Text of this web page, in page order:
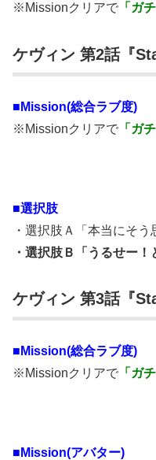
※Missionクリアで 「ガ
ケヴィン 第2話『
■Mission(総合ラブ度)
※Missionクリアで 「ガ
■選択肢
・選択肢Ａ「本当にそう
・選択肢Ｂ「うるせー
ケヴィン 第3話『
■Mission(総合ラブ度)
※Missionクリアで 「ガ
■Mission(アバター)